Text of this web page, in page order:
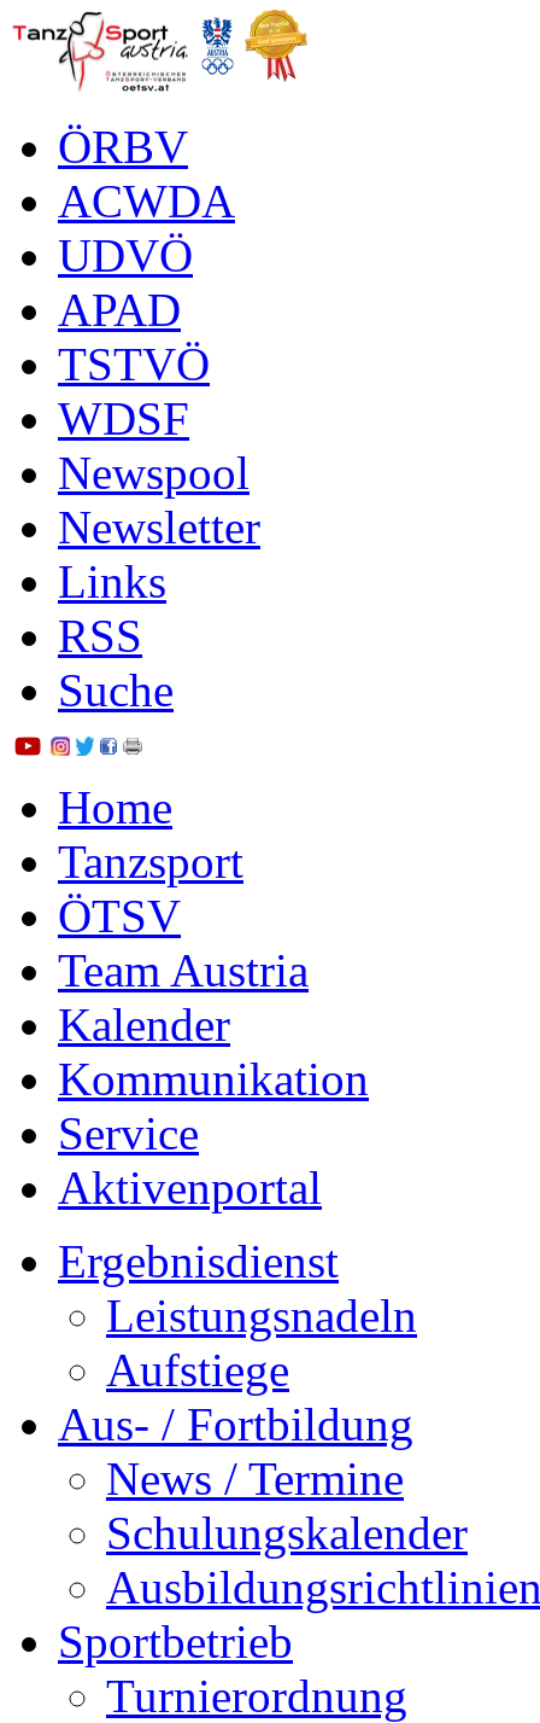
ÖRBV
ACWDA
UDVÖ
APAD
TSTVÖ
WDSF
Newspool
Newsletter
Links
RSS
Suche
Home
Tanzsport
ÖTSV
Team Austria
Kalender
Kommunikation
Service
Aktivenportal
Ergebnisdienst
Leistungsnadeln
Aufstiege
Aus- / Fortbildung
News / Termine
Schulungskalender
Sportbetrieb
Turnierordnung